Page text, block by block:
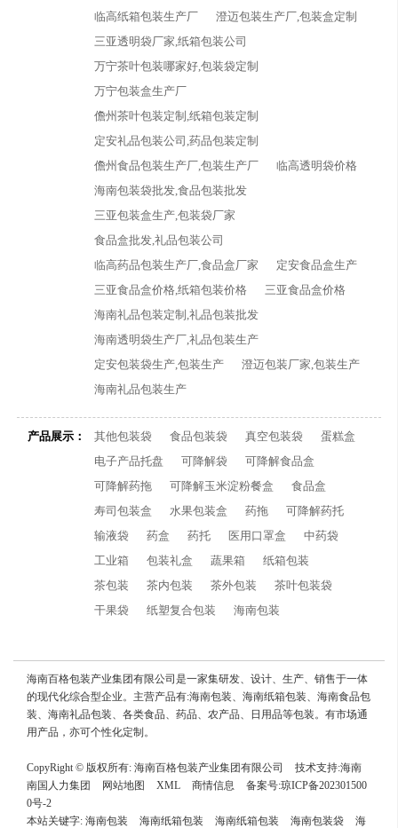
临高纸箱包装生产厂
澄迈包装生产厂,包装盒定制
三亚透明袋厂家,纸箱包装公司
万宁茶叶包装哪家好,包装袋定制
万宁包装盒生产厂
儋州茶叶包装定制,纸箱包装定制
定安礼品包装公司,药品包装定制
儋州食品包装生产厂,包装生产厂
临高透明袋价格
海南包装袋批发,食品包装批发
三亚包装盒生产,包装袋厂家
食品盒批发,礼品包装公司
临高药品包装生产厂,食品盒厂家
定安食品盒生产
三亚食品盒价格,纸箱包装价格
三亚食品盒价格
海南礼品包装定制,礼品包装批发
海南透明袋生产厂,礼品包装生产
定安包装袋生产,包装生产
澄迈包装厂家,包装生产
海南礼品包装生产
产品展示： 其他包装袋 食品包装袋 真空包装袋
蛋糕盒
电子产品托盘
可降解袋
可降解食品盒
可降解药拖
可降解玉米淀粉餐盒
食品盒
寿司包装盒
水果包装盒 药拖
可降解药托
输液袋
药盒 药托 医用口罩盒
中药袋
工业箱
包装礼盒 蔬果箱
纸箱包装
茶包装
茶内包装 茶外包装
茶叶包装袋
干果袋
纸塑复合包装 海南包装
海南百格包装产业集团有限公司是一家集研发、设计、生产、销售于一体
的现代化综合型企业。主营产品有:海南包装、海南纸箱包装、海南食品包
装、海南礼品包装、各类食品、药品、农产品、日用品等包装。有市场通
用产品，亦可个性化定制。
CopyRight © 版权所有: 海南百格包装产业集团有限公司 技术支持:海南
南国人力集团
网站地图 XML 商情信息 备案号:琼ICP备202301500
0号-2
本站关键字: 海南包装 海南纸箱包装 海南纸箱包装 海南包装袋 海